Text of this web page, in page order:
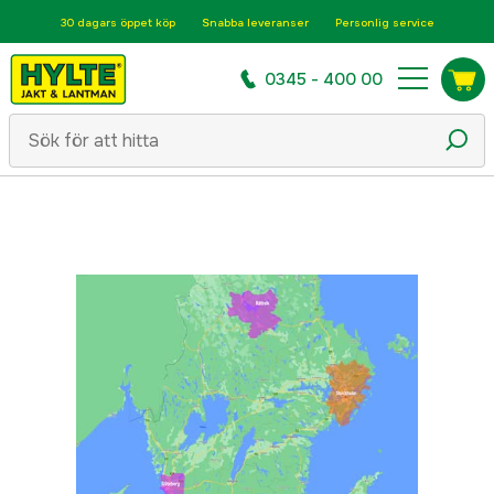
30 dagars öppet köp Snabba leveranser Personlig service
0345 - 400 00